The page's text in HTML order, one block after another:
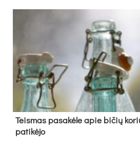
Teis­mas pa­sa­kė­le apie bi­čių
pa­ti­kė­jo